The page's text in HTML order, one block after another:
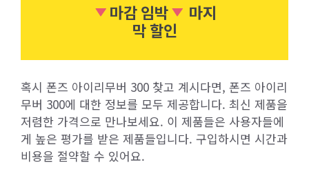
마감 임박
마지
막 할인
혹시 폰즈 아이리무버 300 찾고 계시다면, 폰즈 아이리
무버 300에 대한 정보를 모두 제공합니다. 최신 제품을
저렴한 가격으로 만나보세요. 이 제품들은 사용자들에
게 높은 평가를 받은 제품들입니다. 구입하시면 시간과
비용을 절약할 수 있어요.